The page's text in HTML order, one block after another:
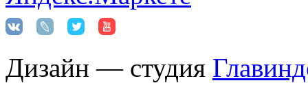
Дизайн — студия